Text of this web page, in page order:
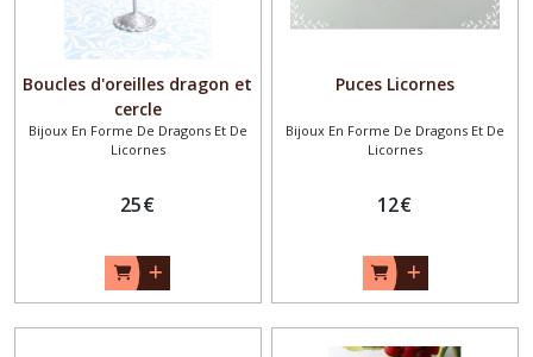
Boucles d'oreilles dragon et
cercle
Bijoux En Forme De Dragons Et De
Licornes
25€
Puces Licornes
Bijoux En Forme De Dragons Et De
Licornes
12€